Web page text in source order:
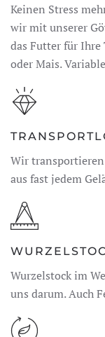
Keinen Stress
wir mit unserer
das Futter für Ihre
oder Mais.
Wir
aus fast jedem
Wurzelstock im
uns darum. Auch